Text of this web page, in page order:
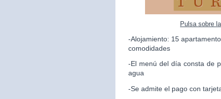
Pulsa sobre
-Alojamiento: 15
comodidades
-El menú del día consta de
agua
-Se admite el pago con